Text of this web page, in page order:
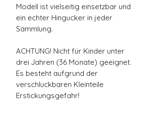
Modell ist vielseitig einsetzbar und
ein echter Hingucker in jeder
Sammlung.
ACHTUNG! Nicht für Kinder unter
drei Jahren (36 Monate) geeignet.
Es besteht aufgrund der
verschluckbaren Kleinteile
Erstickungsgefahr!